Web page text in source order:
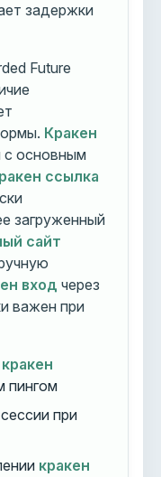
задержки
Future
Кракен
с основным
ссылка
загруженный
сайт
вход через
важен при
кракен
пингом
при
кракен